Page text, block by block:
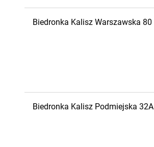
Biedronka Kalisz Warszawska 80
Biedronka Kalisz Podmiejska 32A